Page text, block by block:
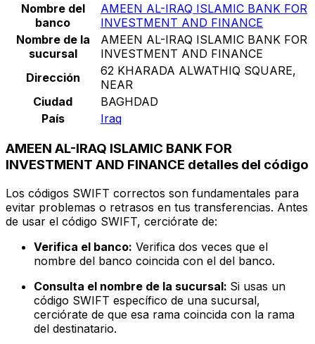
Nombre del
banco
AMEEN AL-IRAQ ISLAMIC BANK FOR
INVESTMENT AND FINANCE
Nombre de la
sucursal
AMEEN AL-IRAQ ISLAMIC BANK FOR
INVESTMENT AND FINANCE
Dirección
62 KHARADA ALWATHIQ SQUARE,
NEAR
Ciudad
BAGHDAD
País
Iraq
AMEEN AL-IRAQ ISLAMIC BANK FOR
INVESTMENT AND FINANCE detalles del código
Los códigos SWIFT correctos son fundamentales para
evitar problemas o retrasos en tus transferencias. Antes
de usar el código SWIFT, cerciórate de:
Verifica el banco: Verifica dos veces que el
nombre del banco coincida con el del banco.
Consulta el nombre de la sucursal: Si usas un
código SWIFT específico de una sucursal,
cerciórate de que esa rama coincida con la rama
del destinatario.